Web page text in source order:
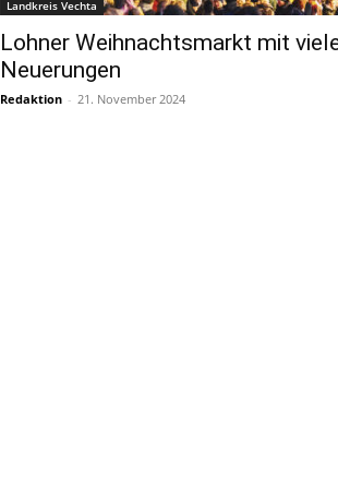
Landkreis Vechta
Lohner Weihnachtsmarkt mit
Neuerungen
Redaktion - 21. November 2024